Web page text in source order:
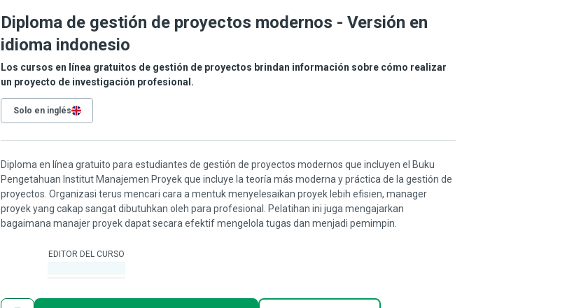
Diploma de gestión de proyectos modernos - Versión en
idioma indonesio
Los cursos en línea gratuitos de gestión de proyectos brindan información sobre cómo realizar
un proyecto de investigación profesional.
Solo en inglés
Diploma en línea gratuito para estudiantes de gestión de proyectos modernos que incluyen el Buku
Pengetahuan Institut Manajemen Proyek que incluye la teoría más moderna y práctica de la gestión de
proyectos. Organizasi terus mencari cara a mentuk menyelesaikan proyek lebih efisien, manager
proyek yang cakap sangat dibutuhkan oleh para profesional. Pelatihan ini juga mengajarkan
bagaimana manajer proyek dapat secara efektif mengelola tugas dan menjadi pemimpin.
EDITOR DEL CURSO